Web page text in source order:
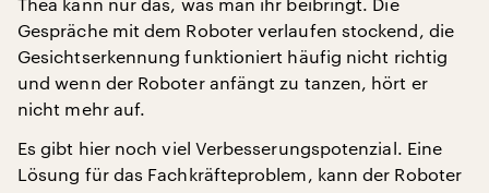
Gespräche mit dem Roboter verlaufen stockend, die
Gesichtserkennung funktioniert häufig nicht richtig
und wenn der Roboter anfängt zu tanzen, hört er
nicht mehr auf.
Es gibt hier noch viel Verbesserungspotenzial. Eine
Lösung für das Fachkräfteproblem, kann der Roboter